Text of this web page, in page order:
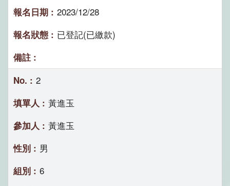
2023/12/28
已登記(已繳款)
2
黃進玉
黃進玉
男
6